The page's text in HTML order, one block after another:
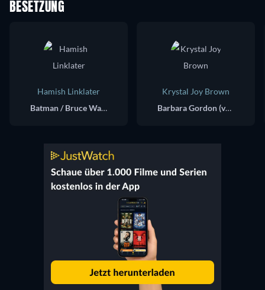
BESETZUNG
Hamish Linklater
Batman / Bruce Wayne (voice)
Krystal Joy Brown
Barbara Gordon (voice)